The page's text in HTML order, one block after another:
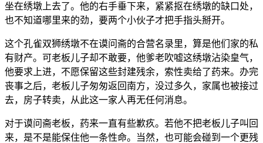
坐在绣墩上去了。他的右手垂下来，紧紧抠在绣墩的缺口处，
也不知道哪里来的劲，要两个小伙子才把手指头掰开。
这个孔雀双狮绣墩不在谟问斋的合营名录里，算是他们家的私
有财产。可老板儿子却不敢要，他爹老吹嘘这绣墩沾染皇气，
他要求上进，不愿保留这些封建残余，索性卖给了药来。办完
丧事之后，老板儿子匆匆返回南方，没过多久，家属也被接过
去，房子转卖，从此这一家人再无任何消息。
对于谟问斋老板，药来一直有些歉疚。若他不把老板儿子叫回
来，是不是能保住他一条性命。当然，也可能会碰到一个更残